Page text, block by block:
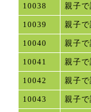
10038 親子
10039 親子
10040 親子
10041 親子
10042 親子
10043 親子